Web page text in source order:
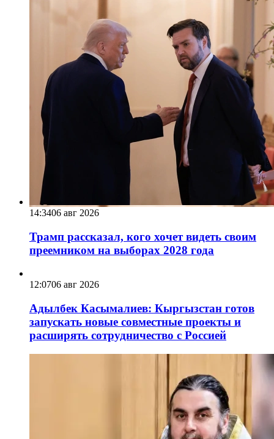
14:3406 авг 2026
Трамп рассказал, кого хочет видеть своим
преемником на выборах 2028 года
12:0706 авг 2026
Адылбек Касымалиев: Кыргызстан готов
запускать новые совместные проекты и
расширять сотрудничество с Россией